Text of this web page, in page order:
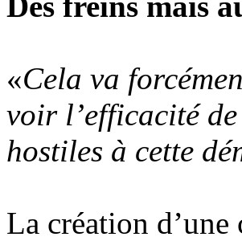
«Cela va
voir l’efficacité
hostiles à cette
La création